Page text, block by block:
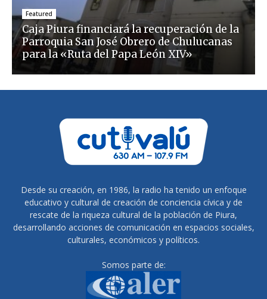
Featured
Caja Piura financiará la recuperación de la
Parroquia San José Obrero de Chulucanas
para la «Ruta del Papa León XIV»
Desde su creación, en 1986, la radio ha tenido un enfoque
educativo y cultural de creación de conciencia cívica y de
rescate de la riqueza cultural de la población de Piura,
desarrollando acciones de comunicación en espacios sociales,
culturales, económicos y políticos.
Somos parte de: